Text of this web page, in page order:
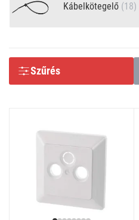
Kábelkötegelő (18)
Szűrés